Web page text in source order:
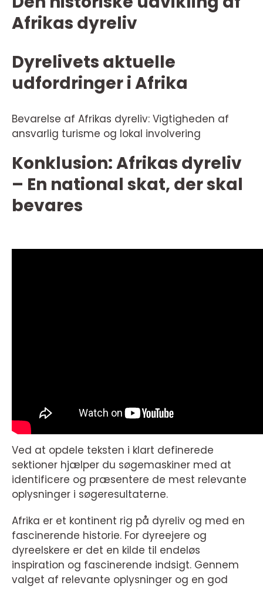
Afrikas dyreliv
Dyrelivets aktuelle
udfordringer i Afrika
Bevarelse af Afrikas dyreliv: Vigtigheden af
ansvarlig turisme og lokal involvering
Konklusion: Afrikas dyreliv
– En national skat, der skal
bevares
Ved at opdele teksten i klart definerede
sektioner hjælper du søgemaskiner med at
identificere og præsentere de mest relevante
oplysninger i søgeresultaterne.
Afrika er et kontinent rig på dyreliv og med en
fascinerende historie. For dyreejere og
dyreelskere er det en kilde til endeløs
inspiration og fascinerende indsigt. Gennem
valget af relevante oplysninger og en god